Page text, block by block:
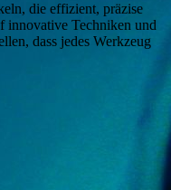
die effizient, präzise
innovative Techniken und
dass jedes Werkzeug